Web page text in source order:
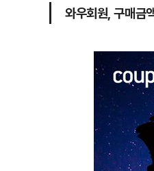
와우회원, 구매금